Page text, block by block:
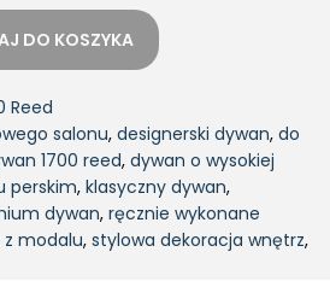
DO KOSZYKA
Reed
salonu, designerski dywan, do
1700 reed, dywan o wysokiej
perskim, klasyczny dywan,
dywan, ręcznie wykonane
z modalu, stylowa dekoracja wnętrz,